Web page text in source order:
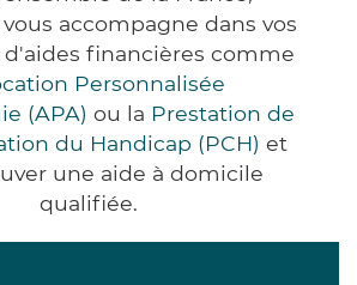
accompagne dans vos
financières comme
Personnalisée
(APA) ou la Prestation de
du Handicap (PCH) et
une aide à domicile
qualifiée.